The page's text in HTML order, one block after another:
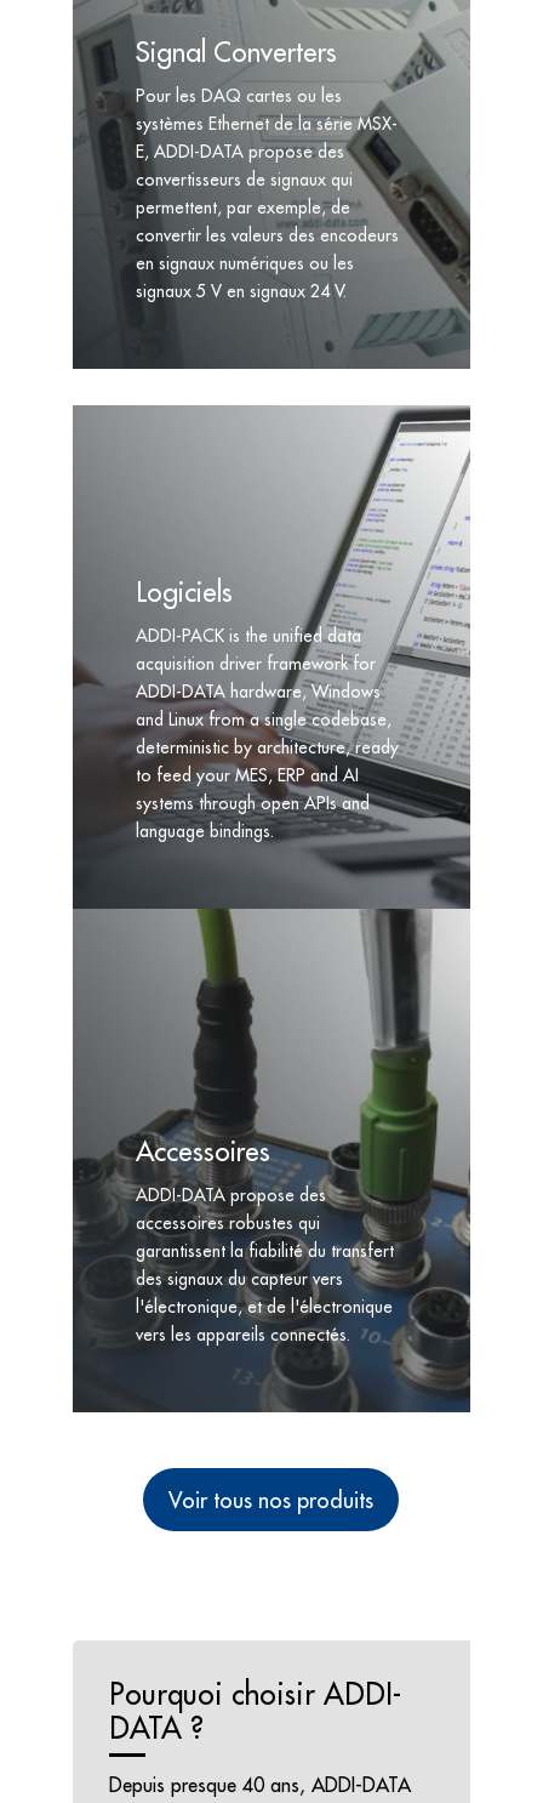
Signal Converters
Pour les DAQ cartes ou les
systèmes Ethernet de la série MSX-
E, ADDI-DATA propose des
convertisseurs de signaux qui
permettent, par exemple, de
convertir les valeurs des encodeurs
en signaux numériques ou les
signaux 5 V en signaux 24 V.
Logiciels
ADDI-PACK is the unified data
acquisition driver framework for
ADDI-DATA hardware, Windows
and Linux from a single codebase,
deterministic by architecture, ready
to feed your MES, ERP and AI
systems through open APIs and
language bindings.
Accessoires
ADDI-DATA propose des
accessoires robustes qui
garantissent la fiabilité du transfert
des signaux du capteur vers
l'électronique, et de l'électronique
vers les appareils connectés.
Voir tous nos produits
Pourquoi choisir ADDI-
DATA ?
Depuis presque 40 ans, ADDI-DATA